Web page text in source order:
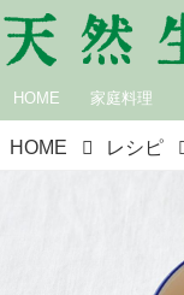
HOME 家庭料理
HOME レシピ